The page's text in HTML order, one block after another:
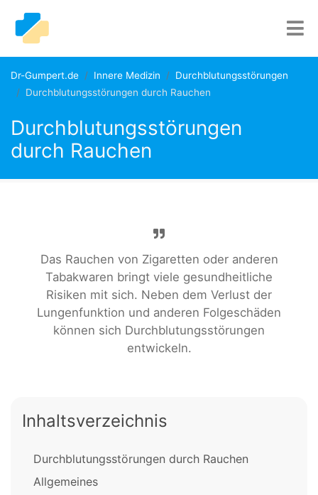
Dr-Gumpert.de Innere Medizin
Durchblutungsstörungen
Durchblutungsstörungen durch Rauchen
Durchblutungsstörungen
durch Rauchen
Das Rauchen von Zigaretten oder anderen
Tabakwaren bringt viele gesundheitliche
Risiken mit sich. Neben dem Verlust der
Lungenfunktion und anderen Folgeschäden
können sich Durchblutungsstörungen
entwickeln.
Inhaltsverzeichnis
Durchblutungsstörungen durch Rauchen
Allgemeines